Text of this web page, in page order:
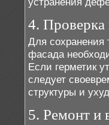
4. Проверка
Для сохранения
фасада
Если герметик
следует
структуры и
5. Ремонт и